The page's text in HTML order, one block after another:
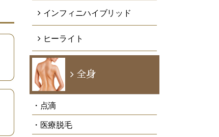
インフィニハイブリッド
ヒーライト
全身
・点滴
・医療脱毛